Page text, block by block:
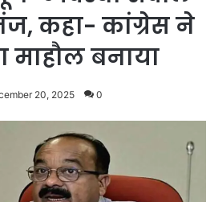
कहा- कांग्रेस ने
माहौल बनाया
20, 2025 0